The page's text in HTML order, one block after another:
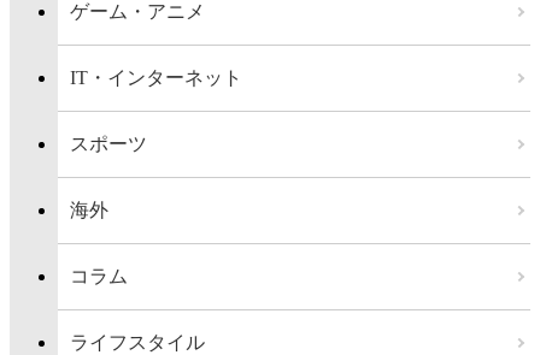
ゲーム・アニメ
IT・インターネット
スポーツ
海外
コラム
ライフスタイル